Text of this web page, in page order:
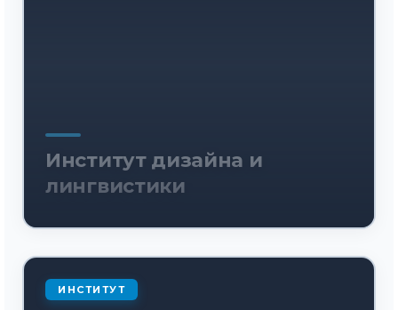
Институт дизайна и
лингвистики
ИНСТИТУТ